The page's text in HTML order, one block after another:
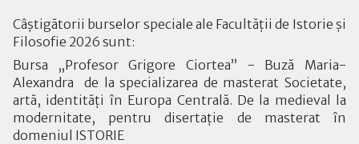
Câștigătorii burselor speciale ale Facultății de Istorie și
Filosofie 2026 sunt:
Bursa „Profesor Grigore Ciortea” - Buză Maria-
Alexandra de la specializarea de masterat Societate,
artă, identități în Europa Centrală. De la medieval la
modernitate, pentru disertație de masterat în
domeniul ISTORIE